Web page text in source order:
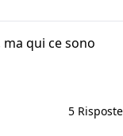
qui ce sono
5 Risposte